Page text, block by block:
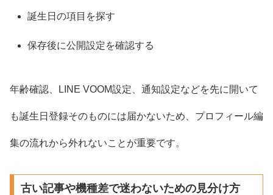
誕生日の項目を探す
保存後に公開設定を確認する
年齢確認、LINE VOOM設定、通知設定などを先に開いて
も誕生日登録そのものには届かないため、プロフィール編
集の流れから外れないことが重要です。
古い記事や機種差で迷わないための見分け方